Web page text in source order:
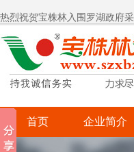
热烈祝贺宝株林入围罗湖政府
宝株林关爱自闭症儿童
宝株林关爱自闭症儿童
首页 企业简介